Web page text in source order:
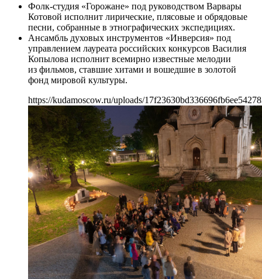
Фолк-студия «Горожане» под руководством Варвары
Котовой исполнит лирические, плясовые и обрядовые
песни, собранные в этнографических экспедициях.
Ансамбль духовых инструментов «Инверсия» под
управлением лауреата российских конкурсов Василия
Копылова исполнит всемирно известные мелодии
из фильмов, ставшие хитами и вошедшие в золотой
фонд мировой культуры.
https://kudamoscow.ru/uploads/